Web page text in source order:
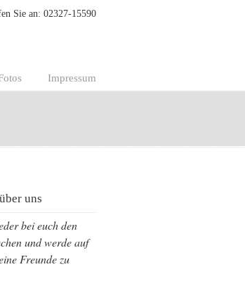
Sie an: 02327-15590
Impressum
uns
bei euch den
und werde auf
Freunde zu